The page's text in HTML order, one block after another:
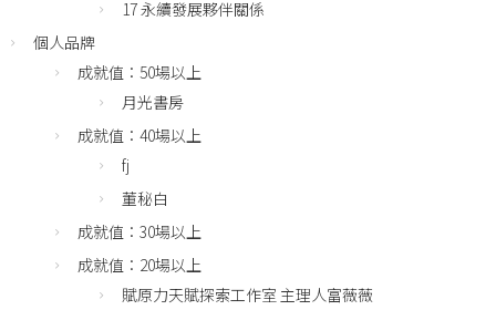
17 永續發展夥伴關係
個人品牌
成就值：50場以上
月光書房
成就值：40場以上
fj
董秘白
成就值：30場以上
成就值：20場以上
賦原力天賦探索工作室 主理人富薇薇